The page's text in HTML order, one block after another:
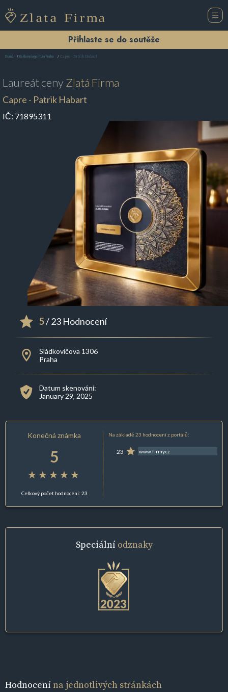
Přihlaste se do soutěže
Domů Reklamní agentura Praha Capre - Patrik Habart
Laureát cenyZlatá Firma
Capre - Patrik Habart
IČ: 71895311
5/ 23 Hodnocení
Sládkovičova 1306
Praha
Datum skenování:
January 29, 2025
Konečná známka
5
Celkový počet hodnocení: 23
Na základě 23 hodnocení z portálů:
23 www.firmy.cz
Speciální odznaky
Hodnocenína jednotlivých stránkách